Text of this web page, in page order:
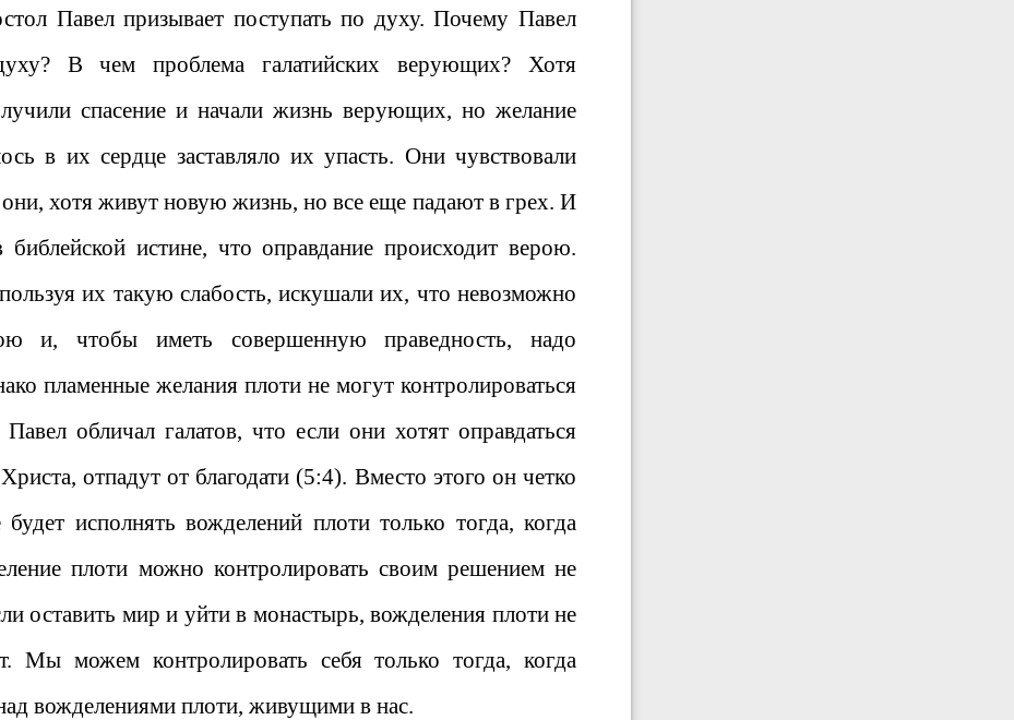
Павел призывает поступать по духу. Почему Павел
В чем проблема галатийских верующих? Хотя
спасение и начали жизнь верующих, но желание
в их сердце заставляло их упасть. Они чувствовали
хотя живут новую жизнь, но все еще падают в грех. И
библейской истине, что оправдание происходит верою.
их такую слабость, искушали их, что невозможно
и, чтобы иметь совершенную праведность, надо
пламенные желания плоти не могут контролироваться
обличал галатов, что если они хотят оправдаться
отпадут от благодати (5:4). Вместо этого он четко
исполнять вожделений плоти только тогда, когда
плоти можно контролировать своим решением не
оставить мир и уйти в монастырь, вожделения плоти не
Мы можем контролировать себя только тогда, когда
вожделениями плоти, живущими в нас.